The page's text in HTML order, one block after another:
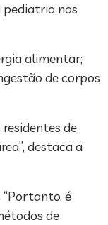
pediatria nas
alimentar;
de corpos
de
destaca a
é
de